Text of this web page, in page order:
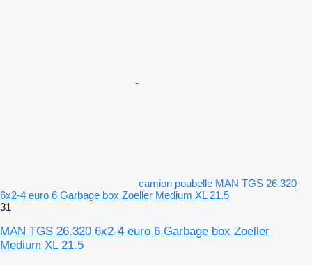
camion poubelle MAN TGS 26.320
6x2-4 euro 6 Garbage box Zoeller Medium XL 21.5
31
MAN TGS 26.320 6x2-4 euro 6 Garbage box Zoeller
Medium XL 21.5